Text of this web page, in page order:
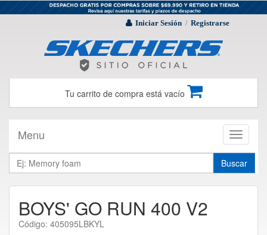
Iniciar Sesión / Registrarse
Tu carrito de compra está vacío
Toggle
Menu
Buscar
BOYS' GO RUN 400 V2
Código: 405095LBKYL